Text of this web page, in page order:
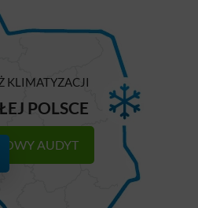
KLIMATYZACJI
POLSCE
AUDYT